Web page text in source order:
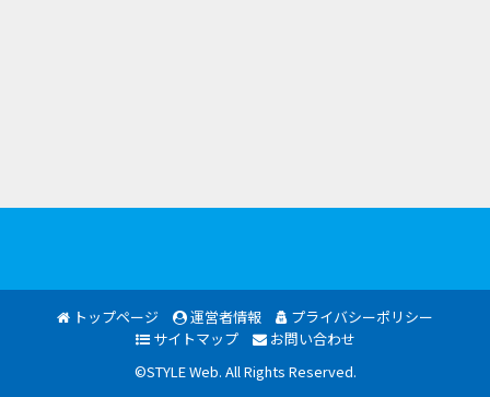
トップページ 運営者情報
プライバシーポリシー
サイトマップ
お問い合わせ
©STYLE Web. All Rights Reserved.